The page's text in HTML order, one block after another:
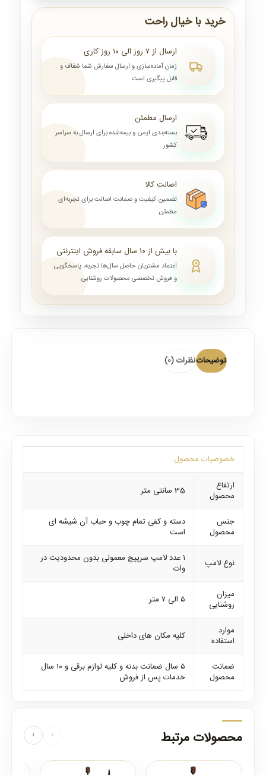
خرید با خیال راحت
ارسال از ۷ روز الی ۱۰ روز کاری
زمان آماده‌سازی و ارسال سفارش شما شفاف و
قابل پیگیری است
ارسال مطمئن
بسته‌بندی ایمن و بیمه‌شده برای ارسال به سراسر
کشور
اصالت کالا
تضمین کیفیت و ضمانت اصالت برای تجربه‌ای
مطمئن
با بیش از ۱۰ سال سابقه فروش اینترنتی
اعتماد مشتریان حاصل سال‌ها تجربه، پاسخگویی
و فروش تخصصی محصولات روشنایی
توضیحاتنظرات (0)
خصوصیات محصول
ارتفاع
محصول
35 سانتی متر
جنس
محصول
دسته و کفی تمام چوب و حباب آن شیشه ای
است
نوع لامپ
۱ عدد لامپ سرپیچ معمولی بدون محدودیت در
وات
میزان
روشنایی
۵ الی ۷ متر
موارد
استفاده
کلیه مکان های داخلی
ضمانت
محصول
۵ سال ضمانت بدنه و کلیه لوازم برقی و ۱۰ سال
خدمات پس از فروش
محصولات مرتبط ‹
›